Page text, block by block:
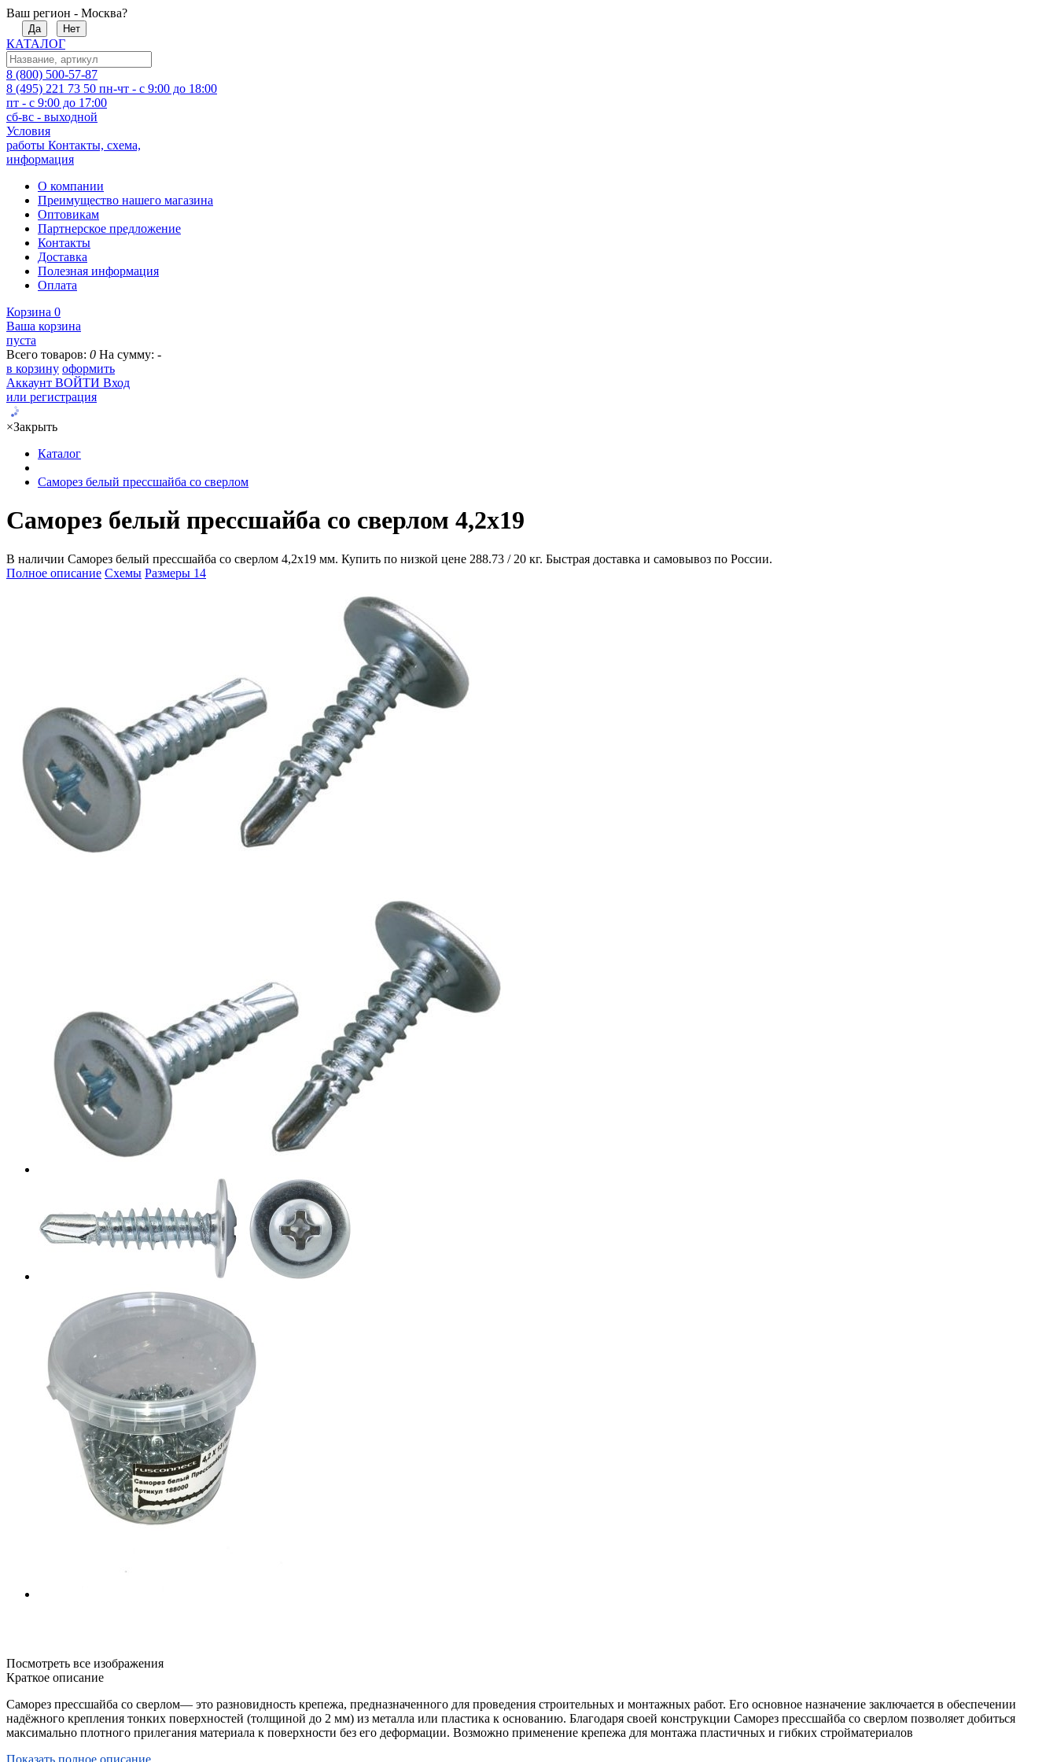
Ваш регион - Москва?
Да Нет
КАТАЛОГ
8 (800) 500-57-87
8 (495) 221 73 50 пн-чт - с 9:00 до 18:00
пт - с 9:00 до 17:00
сб-вс - выходной
Условия
работы Контакты, схема,
информация
О компании
Преимущество нашего магазина
Оптовикам
Партнерское предложение
Контакты
Доставка
Полезная информация
Оплата
Корзина 0
Ваша корзина
пуста
Всего товаров: 0 На сумму: -
в корзину оформить
Аккаунт ВОЙТИ Вход
или регистрация
×Закрыть
Каталог
Саморез белый прессшайба со сверлом
Саморез белый прессшайба со сверлом 4,2х19
В наличии Саморез белый прессшайба со сверлом 4,2х19 мм. Купить по низкой цене 288.73 / 20 кг. Быстрая доставка и самовывоз по России.
Полное описание Схемы Размеры 14
Посмотреть все изображения
Краткое описание
Саморез прессшайба со сверлом— это разновидность крепежа, предназначенного для проведения строительных и монтажных работ. Его основное назначение заключается в обеспечении
надёжного крепления тонких поверхностей (толщиной до 2 мм) из металла или пластика к основанию. Благодаря своей конструкции Саморез прессшайба со сверлом позволяет добиться
максимально плотного прилегания материала к поверхности без его деформации. Возможно применение крепежа для монтажа пластичных и гибких стройматериалов
Показать полное описание